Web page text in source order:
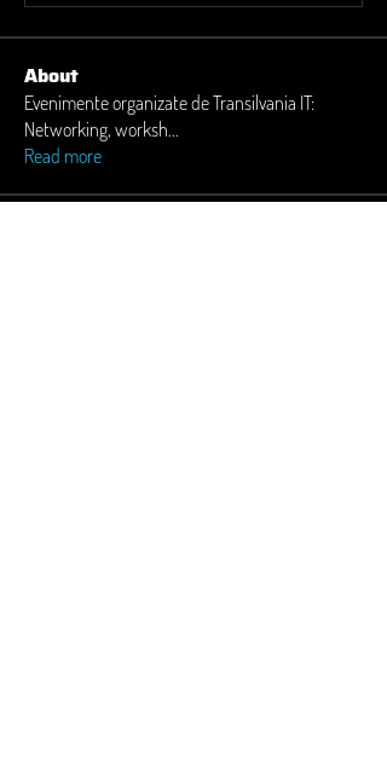
About
Evenimente organizate de Transilvania IT:
Networking, worksh...
Read more